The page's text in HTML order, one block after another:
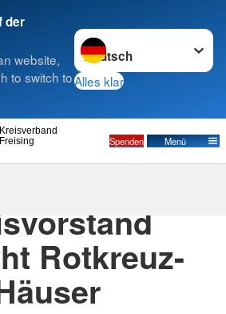
der
website,
to switch to
Sprache wechseln zu
Alles klar
Freising
Kreisverband
Spenden Menü
Rotkreuz-